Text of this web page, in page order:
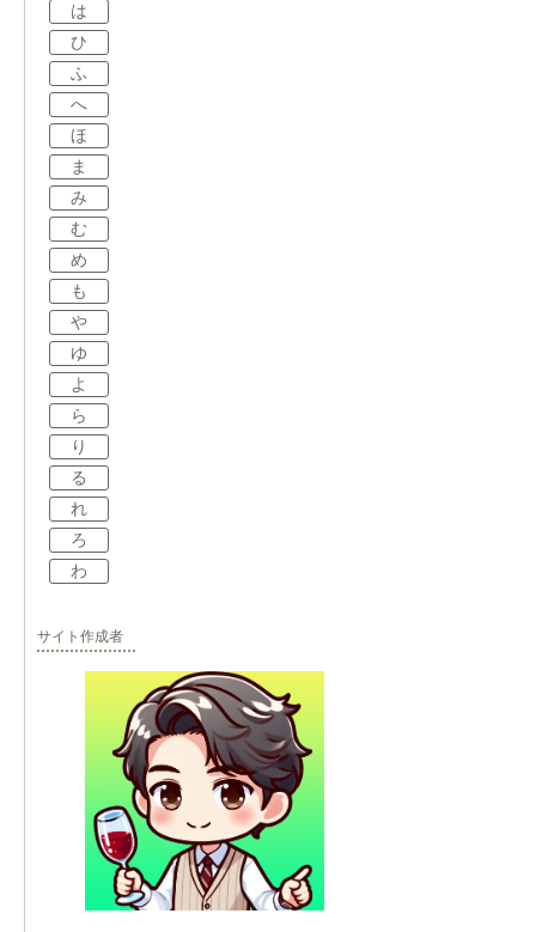
は
ひ
ふ
へ
ほ
ま
み
む
め
も
や
ゆ
よ
ら
り
る
れ
ろ
わ
サイト作成者